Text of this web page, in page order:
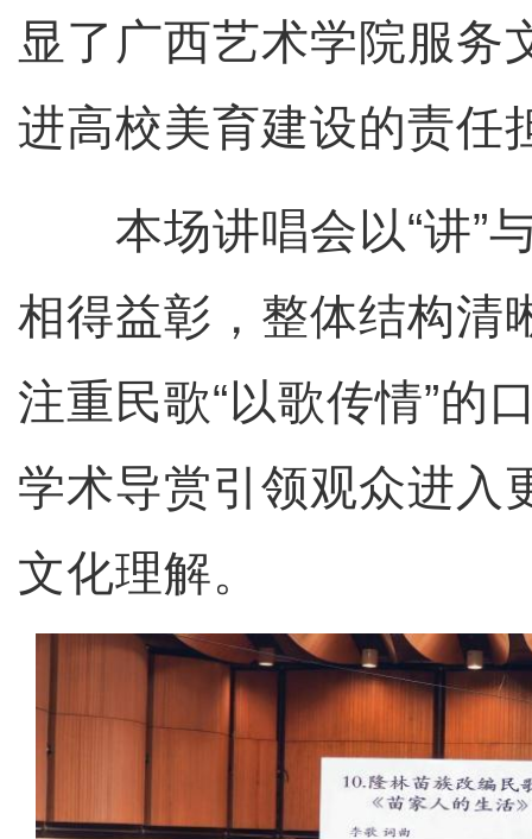
显了广西艺术学院服务
进高校美育建设的责任
本场讲唱会以“讲”与
相得益彰，整体结构清
注重民歌“以歌传情”的
学术导赏引领观众进入
文化理解。